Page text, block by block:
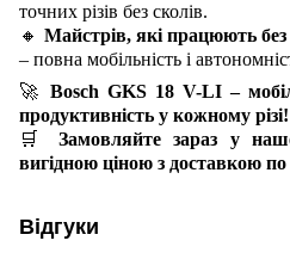
точних різів без сколів.
🔸 Майстрів, які працюють
– повна мобільність і
🚀 Bosch GKS 18 V-LI –
продуктивність у кожному різі!
🛒
Замовляйте зараз у
вигідною ціною з доставкою по
Відгуки